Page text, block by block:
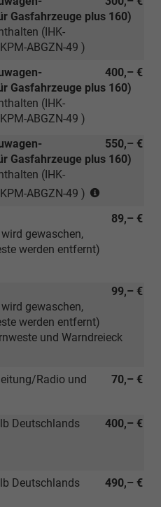
Paket)
Gasfahrzeuge plus 160)
(IHK-
ABGZN-49 )
400,– €
Gasfahrzeuge plus 160)
(IHK-
ABGZN-49 )
550,– €
Gasfahrzeuge plus 160)
(IHK-
ABGZN-49 )
Neuwagen)
89,– €
gewaschen,
werden entfernt)
99,– €
gewaschen,
werden entfernt)
und Warndreieck
70,– €
Radio und
400,– €
Deutschlands
490,– €
Deutschlands